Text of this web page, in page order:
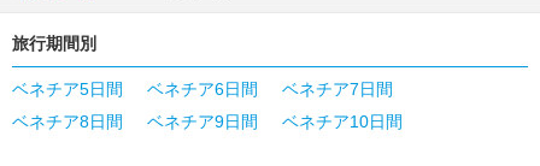
旅行期間別
ベネチア5日間 ベネチア6日間
ベネチア7日間
ベネチア8日間
ベネチア9日間 ベネチア10日間